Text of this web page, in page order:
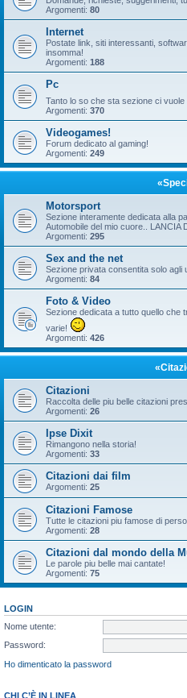
Argomenti: 80
Internet
Postate link, siti interessanti,
insomma!
Argomenti: 188
Pc
Tanto lo so che sta sezione ci vuole
Argomenti: 370
Videogames!
Forum dedicato al gaming!
Argomenti: 249
Motorsport
Sezione interamente dedicata alla
Automobile del mio cuore.. LANCIA
Argomenti: 295
Sex and the net
Sezione privata consentita solo agli
Argomenti: 84
Foto & Video
Sezione dedicata a tutto quello che
varie!
Argomenti: 426
Citazioni
Raccolta delle piu belle citazioni
Argomenti: 26
Ipse Dixit
Rimangono nella storia!
Argomenti: 33
Citazioni dai film
Argomenti: 25
Citazioni Famose
Tutte le citazioni piu famose di
Argomenti: 28
Citazioni dal mondo della
Le parole piu belle mai cantate!
Argomenti: 75
LOGIN
Nome utente:
Password:
Ho dimenticato la password
CHI C’È IN LINEA